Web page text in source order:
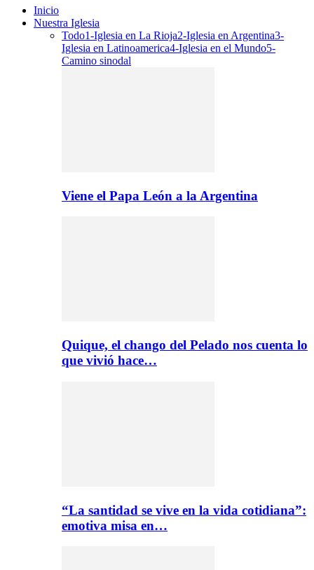
Inicio
Nuestra Iglesia
Todo1-Iglesia en La Rioja2-Iglesia en Argentina3-
Iglesia en Latinoamerica4-Iglesia en el Mundo5-
Camino sinodal
Viene el Papa León a la Argentina
Quique, el chango del Pelado nos cuenta lo
que vivió hace…
“La santidad se vive en la vida cotidiana”:
emotiva misa en…